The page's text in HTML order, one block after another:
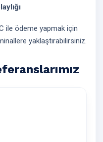
ile ödeme yapmak için
yaklaştırabilirsiniz.